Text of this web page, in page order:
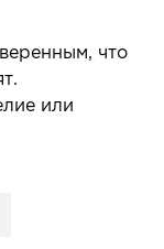
что
или
и
салон.